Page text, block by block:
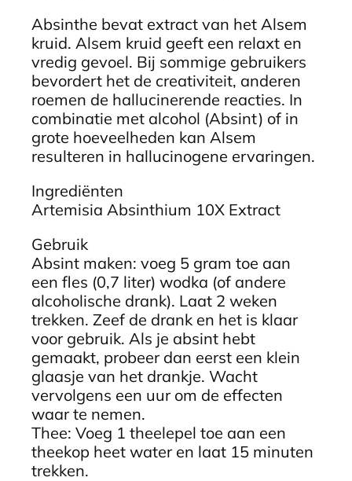
Absinthe bevat extract van het Alsem
kruid. Alsem kruid geeft een relaxt en
vredig gevoel. Bij sommige gebruikers
bevordert het de creativiteit, anderen
roemen de hallucinerende reacties. In
combinatie met alcohol (Absint) of in
grote hoeveelheden kan Alsem
resulteren in hallucinogene ervaringen.
Ingrediënten
Artemisia Absinthium 10X Extract
Gebruik
Absint maken: voeg 5 gram toe aan
een fles (0,7 liter) wodka (of andere
alcoholische drank). Laat 2 weken
trekken. Zeef de drank en het is klaar
voor gebruik. Als je absint hebt
gemaakt, probeer dan eerst een klein
glaasje van het drankje. Wacht
vervolgens een uur om de effecten
waar te nemen.
Thee: Voeg 1 theelepel toe aan een
theekop heet water en laat 15 minuten
trekken.